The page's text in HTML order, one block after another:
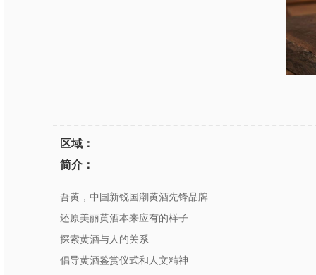
区域：
简介：
吾黄，中国新锐国潮黄酒先锋品牌
还原美丽黄酒本来应有的样子
探索黄酒与人的关系
倡导黄酒鉴赏仪式和人文精神